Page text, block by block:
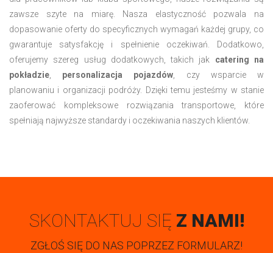
zawsze szyte na miarę. Nasza elastyczność pozwala na
dopasowanie oferty do specyficznych wymagań każdej grupy, co
gwarantuje satysfakcję i spełnienie oczekiwań. Dodatkowo,
oferujemy szereg usług dodatkowych, takich jak catering na
pokładzie, personalizacja pojazdów, czy wsparcie w
planowaniu i organizacji podróży. Dzięki temu jesteśmy w stanie
zaoferować kompleksowe rozwiązania transportowe, które
spełniają najwyższe standardy i oczekiwania naszych klientów.
SKONTAKTUJ SIĘ Z NAMI!
ZGŁOŚ SIĘ DO NAS POPRZEZ FORMULARZ!